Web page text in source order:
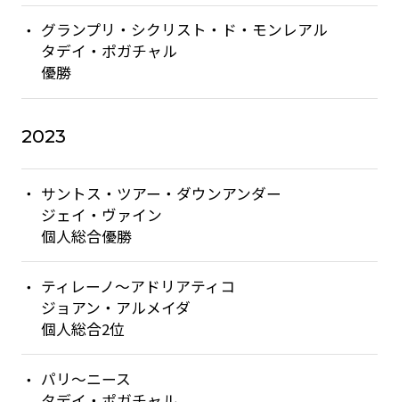
グランプリ・シクリスト・ド・モンレアル
タデイ・ポガチャル
優勝
2023
サントス・ツアー・ダウンアンダー
ジェイ・ヴァイン
個人総合優勝
ティレーノ〜アドリアティコ
ジョアン・アルメイダ
個人総合2位
パリ〜ニース